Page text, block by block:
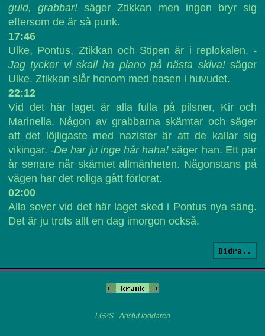
guld, grabbar! säger Ztikkan men ingen bryr sig
eftersom de är så punk.
17:46
Ulke, Pontus, Ztikkan och Stipen är i replokalen. -
Jag tycker vi skall ha piano på nästa skiva!säger
Ulke. Ztikkan slår honom med basen i huvudet.
22:12
Vid det här laget är alla fulla på pilsner, Kir och
Marinella. Någon av grabbarna skämtar och säger
att det löjligaste med nazister är att de kallar sig
vikingar. -De har ju inge hår haha! säger han. Ett par
år senare når skämtet allmänheten. Någonstans på
vägen har det roliga gått förlorat.
02:00
Alla sover vid det här laget sked i Pontus nya säng.
Det är ju trots allt en dag imorgon också.
Bidra..
<- krank ->
LG2S - Anslut laddaren